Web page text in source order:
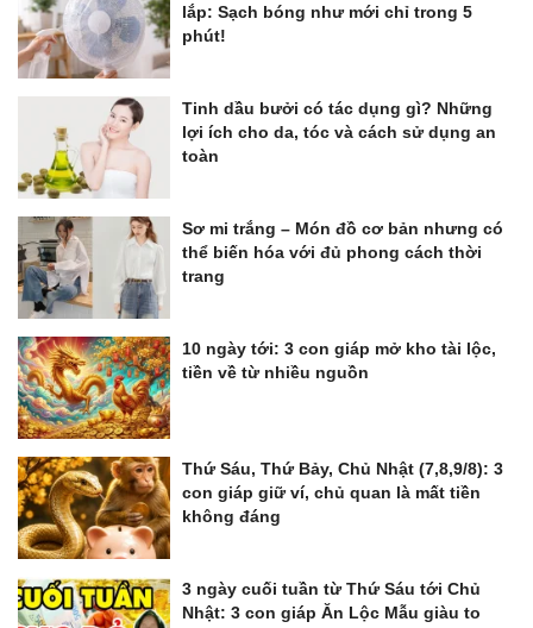
lắp: Sạch bóng như mới chỉ trong 5
phút!
Tinh dầu bưởi có tác dụng gì? Những
lợi ích cho da, tóc và cách sử dụng an
toàn
Sơ mi trắng – Món đồ cơ bản nhưng có
thể biến hóa với đủ phong cách thời
trang
10 ngày tới: 3 con giáp mở kho tài lộc,
tiền về từ nhiều nguồn
Thứ Sáu, Thứ Bảy, Chủ Nhật (7,8,9/8): 3
con giáp giữ ví, chủ quan là mất tiền
không đáng
3 ngày cuối tuần từ Thứ Sáu tới Chủ
Nhật: 3 con giáp Ăn Lộc Mẫu giàu to